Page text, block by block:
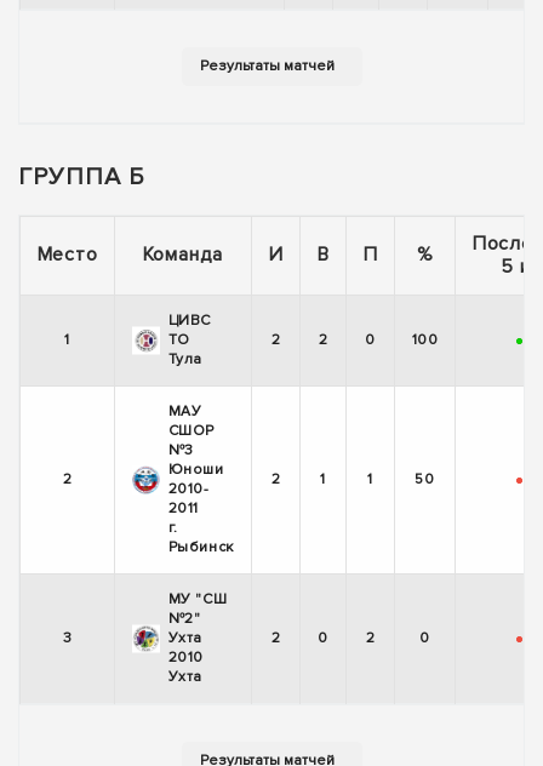
ГРУППА Б
Место Команда И В П %
5
1
ЦИВС
ТО
Тула
2 2 0 100 +
2
МАУ
СШОР
№3
Юноши
2010-
2011
г.
Рыбинск
2 1 1 50 -
3
МУ "СШ
№2"
Ухта
2010
Ухта
2 0 2 0 -